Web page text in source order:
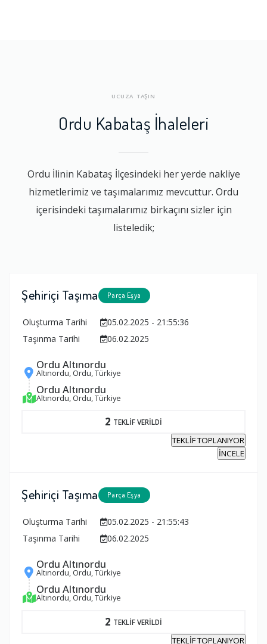
UCUZA TAŞIN
Ordu Kabataş İhaleleri
Ordu İlinin Kabataş İlçesindeki her yerde nakliye
hizmetlerimiz ve taşımalarımız mevcuttur. Ordu
içerisindeki taşımalarımız birkaçını sizler için
listeledik;
Şehiriçi Taşıma Parça Eşya
Oluşturma Tarihi
05.02.2025 - 21:55:36
Taşınma Tarihi
06.02.2025
Ordu Altınordu
Altınordu, Ordu, Türkiye
Ordu Altınordu
Altınordu, Ordu, Türkiye
2 TEKLİF VERİLDİ
TEKLİF TOPLANIYOR
İNCELE
Şehiriçi Taşıma Parça Eşya
Oluşturma Tarihi
05.02.2025 - 21:55:43
Taşınma Tarihi
06.02.2025
Ordu Altınordu
Altınordu, Ordu, Türkiye
Ordu Altınordu
Altınordu, Ordu, Türkiye
2 TEKLİF VERİLDİ
TEKLİF TOPLANIYOR